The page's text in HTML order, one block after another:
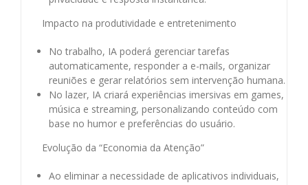
Impacto na produtividade e entretenimento
No trabalho, IA poderá gerenciar tarefas
automaticamente, responder a e-mails, organizar
reuniões e gerar relatórios sem intervenção humana.
No lazer, IA criará experiências imersivas em games,
música e streaming, personalizando conteúdo com
base no humor e preferências do usuário.
Evolução da “Economia da Atenção”
Ao eliminar a necessidade de aplicativos individuais,